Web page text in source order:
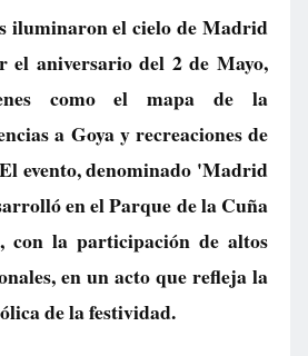
iluminaron el cielo de Madrid
el aniversario del 2 de Mayo,
como el mapa de la
a Goya y recreaciones de
evento, denominado 'Madrid
en el Parque de la Cuña
con la participación de altos
en un acto que refleja la
de la festividad.